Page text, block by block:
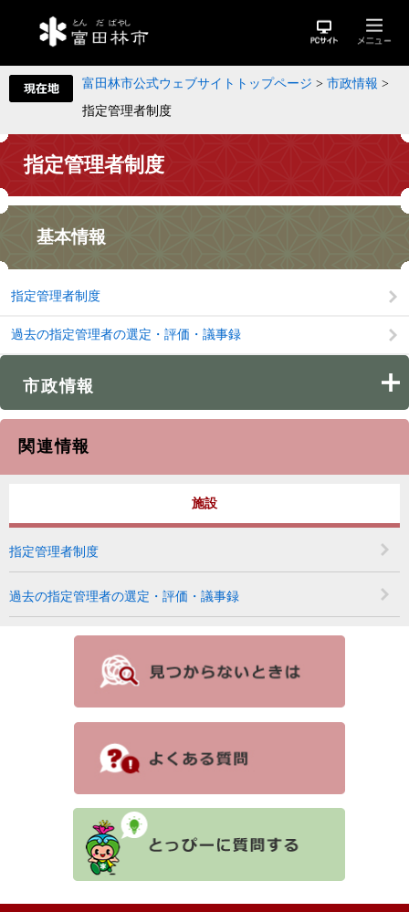
富田林市公式ウェブサイトトップページ > 市政情報 >
指定管理者制度
指定管理者制度
基本情報
指定管理者制度
過去の指定管理者の選定・評価・議事録
市政情報
関連情報
施設
指定管理者制度
過去の指定管理者の選定・評価・議事録